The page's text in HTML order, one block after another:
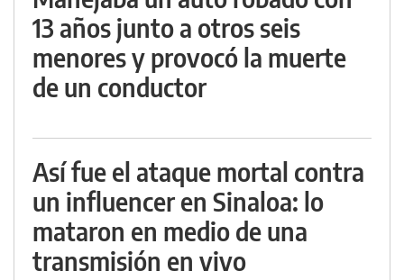
13 años junto a otros seis
menores y provocó la muerte
de un conductor
Así fue el ataque mortal contra
un influencer en Sinaloa: lo
mataron en medio de una
transmisión en vivo